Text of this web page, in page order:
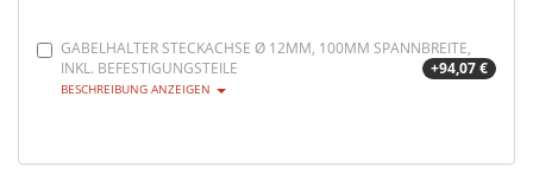
GABELHALTER STECKACHSE Ø 12MM, 100MM SPANNBREITE,
INKL. BEFESTIGUNGSTEILE
+94,07 €
BESCHREIBUNG ANZEIGEN